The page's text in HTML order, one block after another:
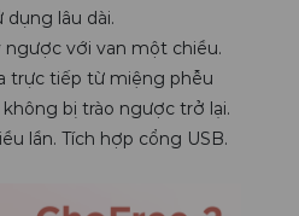
dụng lâu dài.
ngược với van một chiều.
trực tiếp từ miệng phễu
bị trào ngược trở lại.
lần. Tích hợp cổng USB.